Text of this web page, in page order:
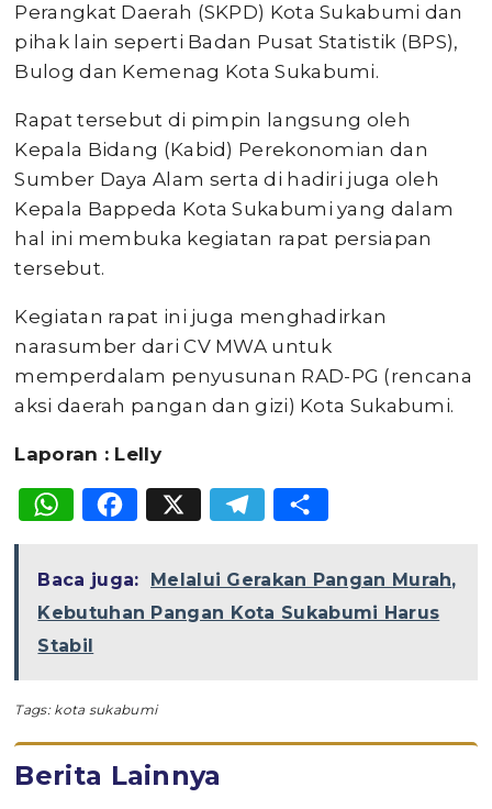
Perangkat Daerah (SKPD) Kota Sukabumi dan
pihak lain seperti Badan Pusat Statistik (BPS),
Bulog dan Kemenag Kota Sukabumi.
Rapat tersebut di pimpin langsung oleh
Kepala Bidang (Kabid) Perekonomian dan
Sumber Daya Alam serta di hadiri juga oleh
Kepala Bappeda Kota Sukabumi yang dalam
hal ini membuka kegiatan rapat persiapan
tersebut.
Kegiatan rapat ini juga menghadirkan
narasumber dari CV MWA untuk
memperdalam penyusunan RAD-PG (rencana
aksi daerah pangan dan gizi) Kota Sukabumi.
Laporan : Lelly
WhatsApp
Facebook
X Telegram
Baca juga:
Melalui Gerakan Pangan Murah,
Kebutuhan Pangan Kota Sukabumi Harus
Stabil
Tags: kota sukabumi
Berita Lainnya